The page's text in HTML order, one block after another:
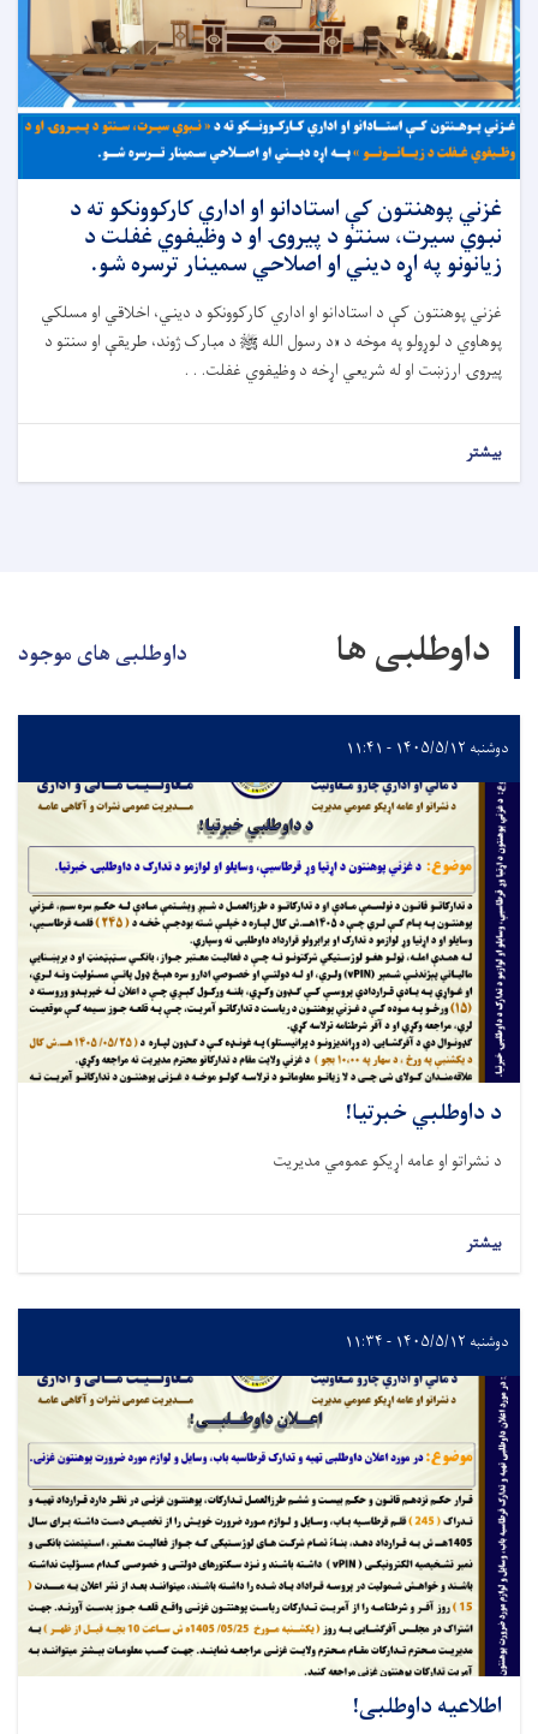
غزني پوهنتون کې استادانو او اداري کارکوونکو ته د
نبوي سیرت، سنتو د پیروۍ او د وظیفوي غفلت د
زیانونو په اړه دیني او اصلاحي سمینار ترسره شو.
غزني پوهنتون کې د استادانو او اداري کارکوونکو د دیني، اخلاقي او مسلکي
پوهاوي د لوړولو په موخه د «د رسول الله ﷺ د مبارک ژوند، طریقې او سنتو د
پیروۍ ارزښت او له شریعي اړخه د وظیفوي غفلت. . .
بیشتر
داوطلبی ها داوطلبی های موجود
دوشنبه ۱۴۰۵/۵/۱۲ - ۱۱:۴۱
د داوطلبي خبرتیا!
د نشراتو او عامه اړیکو عمومي مدیریت
بیشتر
دوشنبه ۱۴۰۵/۵/۱۲ - ۱۱:۳۴
اطلاعیه داوطلبی!